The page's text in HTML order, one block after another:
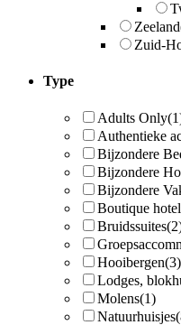
Zeeland
Zuid-
Type
Adults Only
Authentieke
Bijzondere
Bijzondere
Bijzondere
Boutique
Bruidssuites
Hooibergen(3)
Lodges,
Molens(1)
Natuurhuisjes